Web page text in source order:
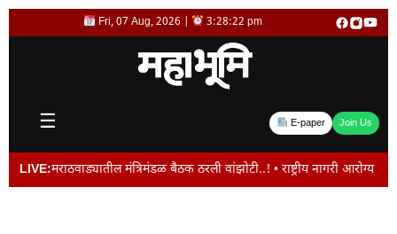
Skip
Fri, 07 Aug, 2026 | 3:28:23 pm
☰ E-paper Join Us
LIVE:बैठक ठरली वांझोटी..! • राष्ट्रीय नागरी आरोग्य अभियानातील भरती